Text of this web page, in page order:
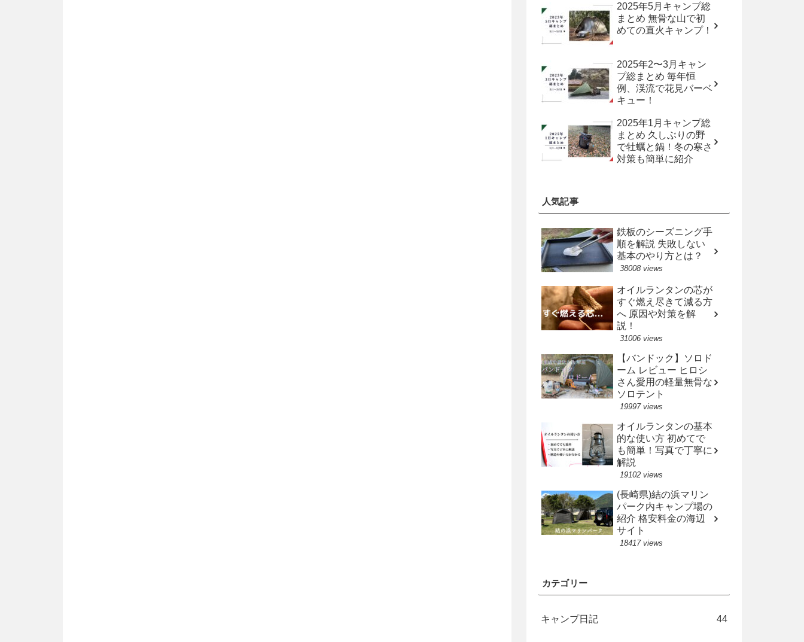
2025年5月キャンプ総
まとめ 無骨な山で初
めての直火キャンプ！
2025年2〜3月キャン
プ総まとめ 毎年恒
例、渓流で花見バーベ
キュー！
2025年1月キャンプ総
まとめ 久しぶりの野
で牡蠣と鍋！冬の寒さ
対策も簡単に紹介
人気記事
鉄板のシーズニング手
順を解説 失敗しない
基本のやり方とは？
38008 views
オイルランタンの芯が
すぐ燃え尽きて減る方
へ 原因や対策を解
説！
31006 views
【バンドック】ソロド
ーム レビュー ヒロシ
さん愛用の軽量無骨な
ソロテント
19997 views
オイルランタンの基本
的な使い方 初めてで
も簡単！写真で丁寧に
解説
19102 views
(長崎県)結の浜マリン
パーク内キャンプ場の
紹介 格安料金の海辺
サイト
18417 views
カテゴリー
キャンプ日記 44